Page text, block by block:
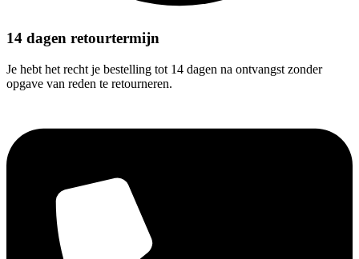
14 dagen retourtermijn
Je hebt het recht je bestelling tot 14 dagen na ontvangst zonder
opgave van reden te retourneren.